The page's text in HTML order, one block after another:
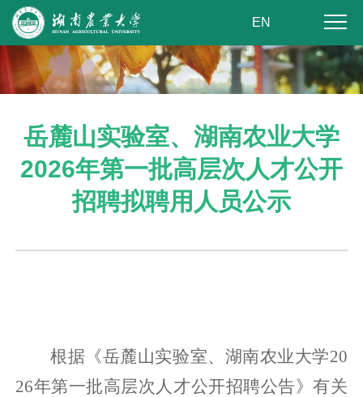
EN
岳麓山实验室、湖南农业大学
2026年第一批高层次人才公开
招聘拟聘用人员公示
根据《岳麓山实验室、湖南农业大学20
26年第一批高层次人才公开招聘公告》有关